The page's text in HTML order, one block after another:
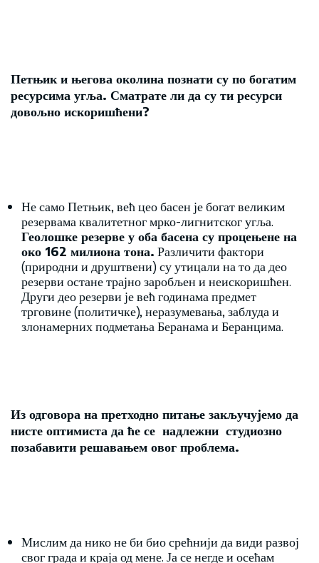
Петњик и његова околина познати су по богатим
ресурсима угља. Сматрате ли да су ти ресурси
довољно искоришћени?
Не само Петњик, већ цео басен је богат великим
резервама квалитетног мрко-лигнитског угља.
Геолошке резерве у оба басена су процењене на
око 162 милиона тона. Различити фактори
(природни и друштвени) су утицали на то да део
резерви остане трајно заробљен и неискоришћен.
Други део резерви је већ годинама предмет
трговине (политичке), неразумевања, заблуда и
злонамерних подметања Беранама и Беранцима.
Из одговора на претходно питање закључујемо да
нисте оптимиста да ће се надлежни студиозно
позабавити решавањем овог проблема.
Мислим да нико не би био срећнији да види развој
свог града и краја од мене. Ја се негде и осећам